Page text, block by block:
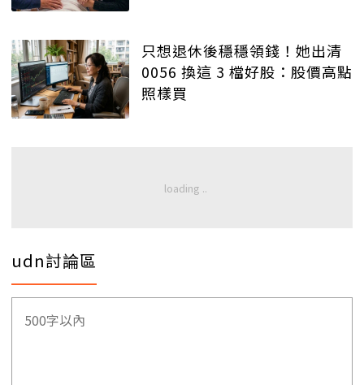
只想退休後穩穩領錢！她出清
0056 換這 3 檔好股：股價高點
照樣買
udn討論區